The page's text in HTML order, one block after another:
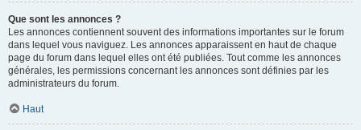
Que sont les annonces ?
Les annonces contiennent souvent des informations importantes sur le forum
dans lequel vous naviguez. Les annonces apparaissent en haut de chaque
page du forum dans lequel elles ont été publiées. Tout comme les annonces
générales, les permissions concernant les annonces sont définies par les
administrateurs du forum.
Haut